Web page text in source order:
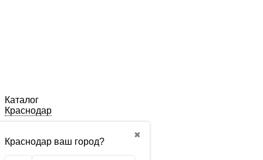
Каталог
Краснодар
✖
Краснодар ваш город?